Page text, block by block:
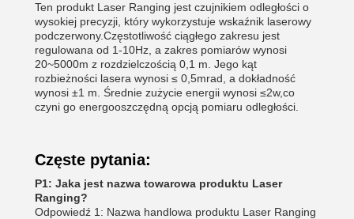
Ten produkt Laser Ranging jest czujnikiem odległości o
wysokiej precyzji, który wykorzystuje wskaźnik laserowy
podczerwony.Częstotliwość ciągłego zakresu jest
regulowana od 1-10Hz, a zakres pomiarów wynosi
20~5000m z rozdzielczością 0,1 m. Jego kąt
rozbieżności lasera wynosi ≤ 0,5mrad, a dokładność
wynosi ±1 m. Średnie zużycie energii wynosi ≤2w,co
czyni go energooszczędną opcją pomiaru odległości.
Częste pytania:
P1: Jaka jest nazwa towarowa produktu Laser
Ranging?
Odpowiedź 1: Nazwa handlowa produktu Laser Ranging